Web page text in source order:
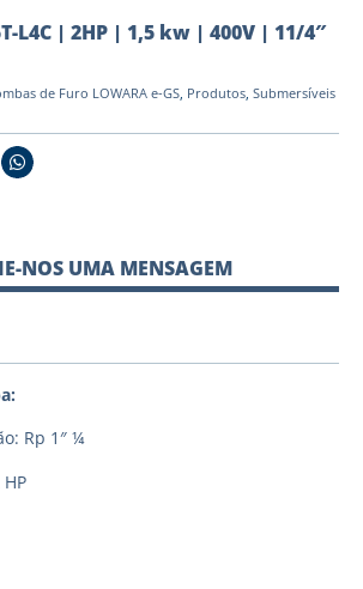
L4C | 2HP | 1,5 kw | 400V | 11/4″
de Furo LOWARA e-GS, Produtos, Submersíveis
NOS UMA MENSAGEM
Rp 1″ ¼